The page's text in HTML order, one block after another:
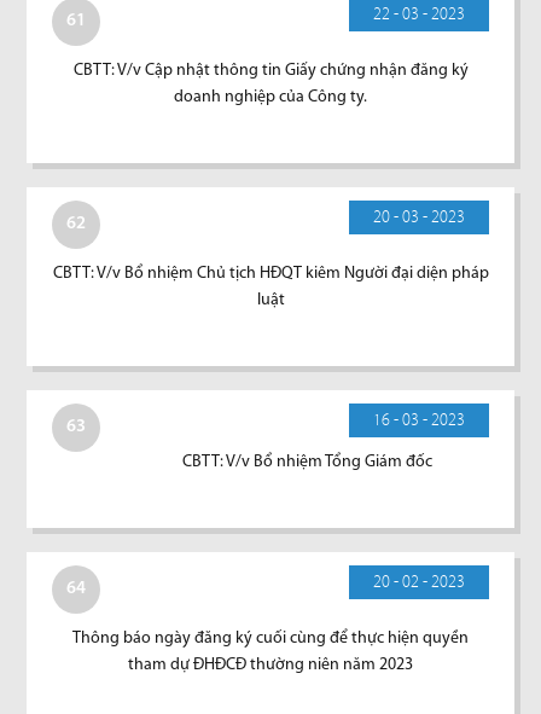
61 22 - 03 - 2023
CBTT: V/v Cập nhật thông tin Giấy chứng nhận đăng ký
doanh nghiệp của Công ty.
62 20 - 03 - 2023
CBTT: V/v Bổ nhiệm Chủ tịch HĐQT kiêm Người đại diện pháp
luật
63 16 - 03 - 2023
CBTT: V/v Bổ nhiệm Tổng Giám đốc
64 20 - 02 - 2023
Thông báo ngày đăng ký cuối cùng để thực hiện quyền
tham dự ĐHĐCĐ thường niên năm 2023